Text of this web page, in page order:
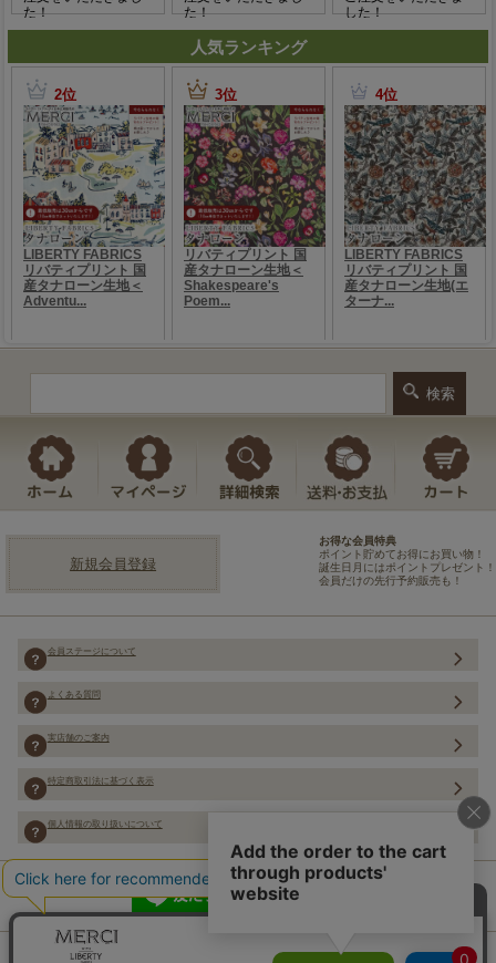
人気ランキング
新規会員登録
お得な会員特典
ポイント貯めてお得にお買い物！
誕生日月にはポイントプレゼント！
会員だけの先行予約販売も！
会員ステージについて
よくある質問
実店舗のご案内
特定商取引法に基づく表示
個人情報の取り扱いについて